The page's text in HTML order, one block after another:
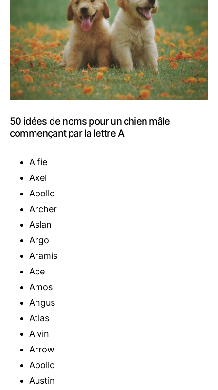
50 idées de noms pour un chien mâle
commençant par la lettre A
Alfie
Axel
Apollo
Archer
Aslan
Argo
Aramis
Ace
Amos
Angus
Atlas
Alvin
Arrow
Apollo
Austin